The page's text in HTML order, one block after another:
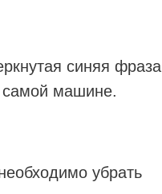
синяя фраза
самой машине.
убрать